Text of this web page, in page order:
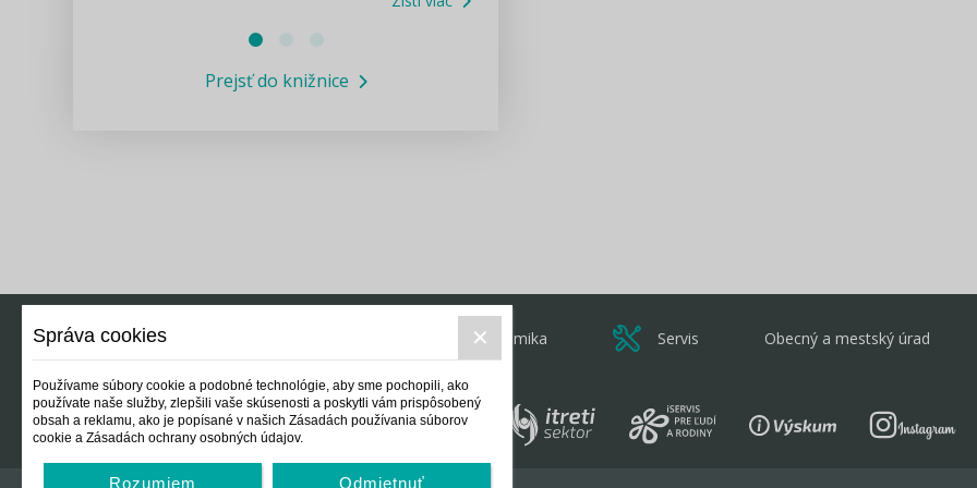
Informácie COVID19
Prejsť do knižnice
Ekonomika Servis Obecný a mestský úrad
Správa cookies
Používame súbory cookie a podobné technológie, aby sme pochopili, ako
používate naše služby, zlepšili vaše skúsenosti a poskytli vám prispôsobený
obsah a reklamu, ako je popísané v našich Zásadách používania súborov
cookie a Zásadách ochrany osobných údajov.
Rozumiem Odmietnuť